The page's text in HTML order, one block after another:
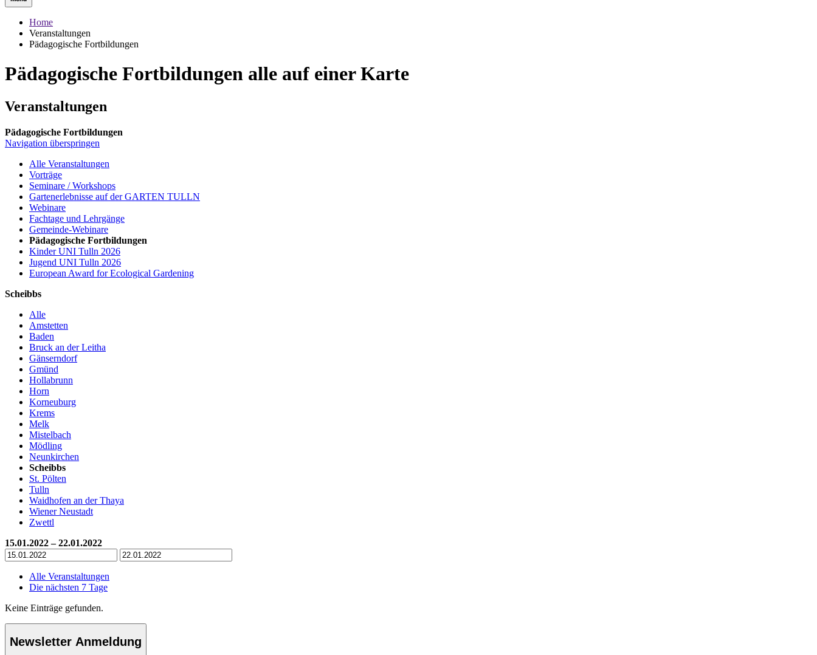
Home
Veranstaltungen
Pädagogische Fortbildungen
Pädagogische Fortbildungen alle auf einer Karte
Veranstaltungen
Pädagogische Fortbildungen
Navigation überspringen
Alle Veranstaltungen
Vorträge
Seminare / Workshops
Gartenerlebnisse auf der GARTEN TULLN
Webinare
Fachtage und Lehrgänge
Gemeinde-Webinare
Pädagogische Fortbildungen
Kinder UNI Tulln 2026
Jugend UNI Tulln 2026
European Award for Ecological Gardening
Scheibbs
Alle
Amstetten
Baden
Bruck an der Leitha
Gänserndorf
Gmünd
Hollabrunn
Horn
Korneuburg
Krems
Melk
Mistelbach
Mödling
Neunkirchen
Scheibbs
St. Pölten
Tulln
Waidhofen an der Thaya
Wiener Neustadt
Zwettl
15.01.2022 – 22.01.2022
Alle Veranstaltungen
Die nächsten 7 Tage
Keine Einträge gefunden.
Newsletter Anmeldung